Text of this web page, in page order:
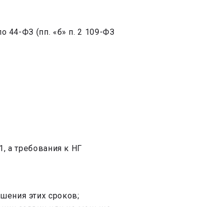
44-ФЗ (пп. «б» п. 2 109-ФЗ
а требования к НГ
этих сроков;